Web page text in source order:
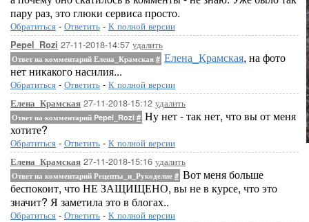
пару раз, это глюки сервиса просто.
Обратиться - Ответить - К полной версии
Pepel_Rozi 27-11-2018-14:57 удалить
Ответ на комментарий Елена_Крамская # Елена_Крамская, на фото
нет никакого насилия...
Обратиться - Ответить - К полной версии
Елена_Крамская 27-11-2018-15:12 удалить
Ответ на комментарий Pepel_Rozi # Ну нет - так нет, что вы от меня
хотите?
Обратиться - Ответить - К полной версии
Елена_Крамская 27-11-2018-15:16 удалить
Ответ на комментарий Рецепты_и_Рукоделие # Вот меня больше
беспокоит, что НЕ ЗАЩИЩЕНО, вы не в курсе, что это
значит? Я заметила это в блогах..
Обратиться - Ответить - К полной версии